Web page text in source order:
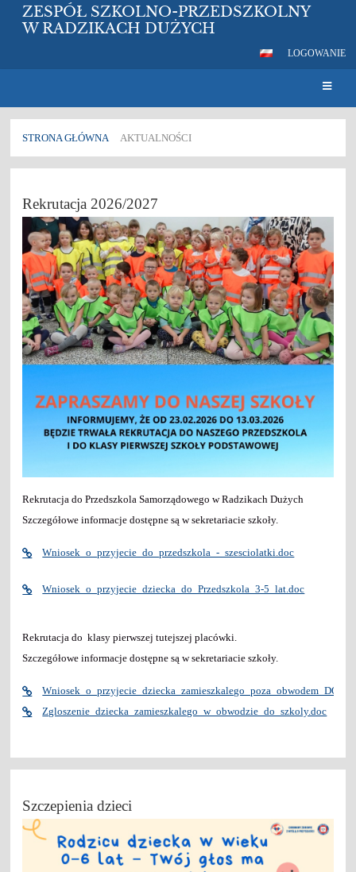
ZESPÓŁ SZKOLNO-PRZEDSZKOLNY
W RADZIKACH DUŻYCH
LOGOWANIE
STRONA GŁÓWNA AKTUALNOŚCI
Rekrutacja 2026/2027
Rekrutacja do Przedszkola Samorządowego w Radzikach Dużych
Szczegółowe informacje dostępne są w sekretariacie szkoły.
Wniosek_o_przyjecie_do_przedszkola_-_szesciolatki.doc
Wniosek_o_przyjecie_dziecka_do_Przedszkola_3-5_lat.doc
Rekrutacja do klasy pierwszej tutejszej placówki.
Szczegółowe informacje dostępne są w sekretariacie szkoły.
Zgloszenie_dziecka_zamieszkalego_w_obwodzie_do_szkoly.doc
Szczepienia dzieci